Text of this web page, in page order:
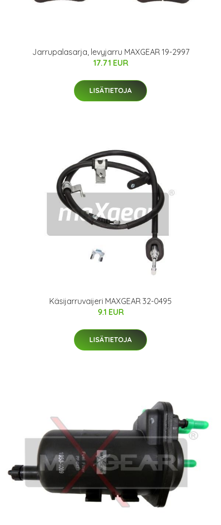
Jarrupalasarja, levyjarru MAXGEAR 19-2997
17.71 EUR
LISÄTIETOJA
Käsijarruvaijeri MAXGEAR 32-0495
9.1 EUR
LISÄTIETOJA